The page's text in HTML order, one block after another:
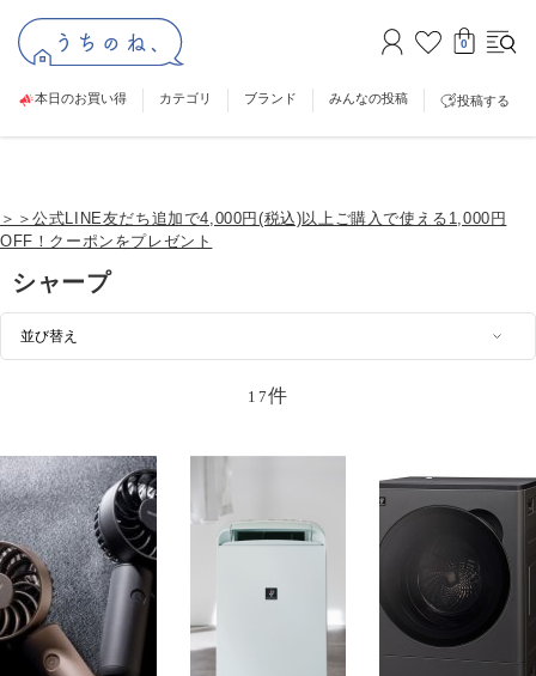
0
本日のお買い得 カテゴリ ブランド みんなの投稿 投稿する
＞＞公式LINE友だち追加で4,000円(税込)以上ご購入で使える1,000円
OFF！クーポンをプレゼント
シャープ
17件